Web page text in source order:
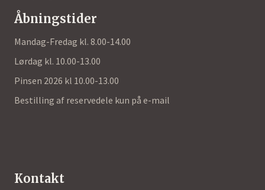
Åbningstider
Mandag-Fredag kl. 8.00-14.00
Lørdag kl. 10.00-13.00
Pinsen 2026 kl 10.00-13.00
Bestilling af reservedele kun på e-mail
Kontakt